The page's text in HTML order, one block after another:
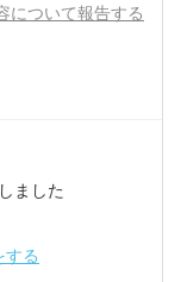
について報告する
ました
する